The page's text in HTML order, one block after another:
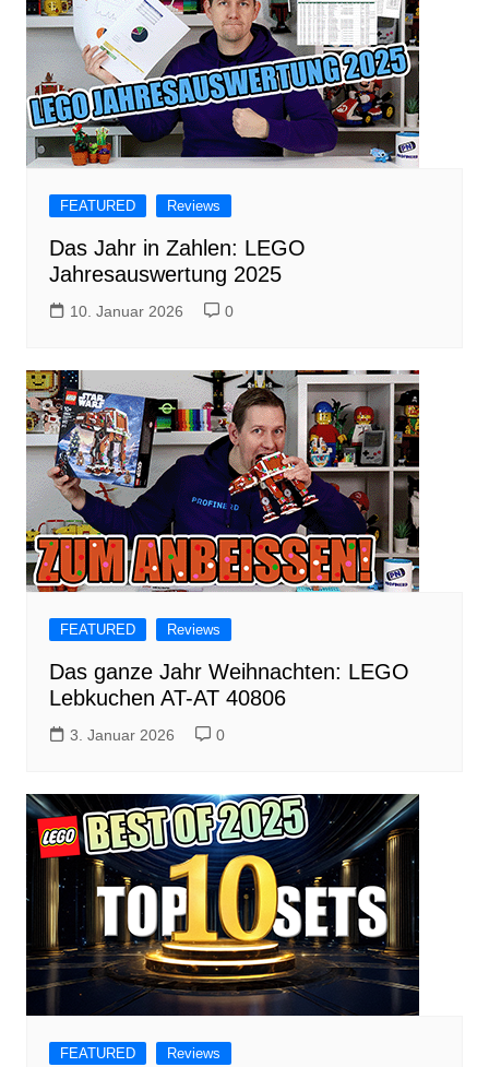
FEATURED Reviews
Das Jahr in Zahlen: LEGO
Jahresauswertung 2025
10. Januar 2026 0
FEATURED Reviews
Das ganze Jahr Weihnachten: LEGO
Lebkuchen AT-AT 40806
3. Januar 2026 0
FEATURED Reviews